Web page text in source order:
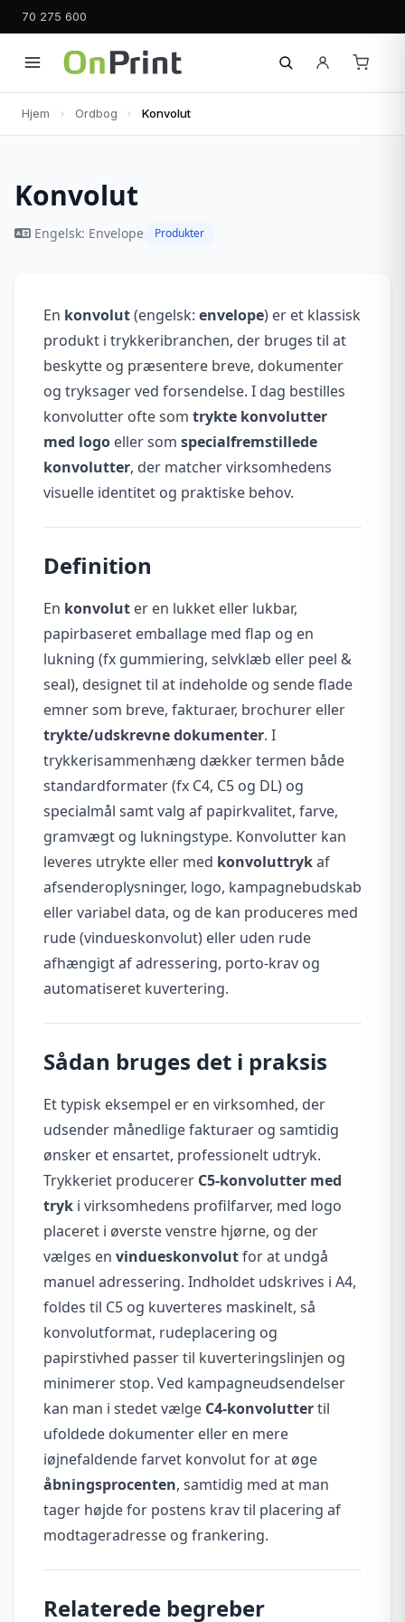
70 275 600
Hjem Ordbog Konvolut
Konvolut
Engelsk: Envelope Produkter
En konvolut(engelsk: envelope) er et klassisk
produkt i trykkeribranchen, der bruges til at
beskytte og præsentere breve, dokumenter
og tryksager ved forsendelse. I dag bestilles
konvolutter ofte som trykte konvolutter
med logo eller som specialfremstillede
konvolutter, der matcher virksomhedens
visuelle identitet og praktiske behov.
Definition
En konvolut er en lukket eller lukbar,
papirbaseret emballage med flap og en
lukning (fx gummiering, selvklæb eller peel &
seal), designet til at indeholde og sende flade
emner som breve, fakturaer, brochurer eller
trykte/udskrevne dokumenter. I
trykkerisammenhæng dækker termen både
standardformater (fx C4, C5 og DL) og
specialmål samt valg af papirkvalitet, farve,
gramvægt og lukningstype. Konvolutter kan
leveres utrykte eller med konvoluttrykaf
afsenderoplysninger, logo, kampagnebudskab
eller variabel data, og de kan produceres med
rude (vindueskonvolut) eller uden rude
afhængigt af adressering, porto-krav og
automatiseret kuvertering.
Sådan bruges det i praksis
Et typisk eksempel er en virksomhed, der
udsender månedlige fakturaer og samtidig
ønsker et ensartet, professionelt udtryk.
Trykkeriet producerer C5-konvolutter med
tryk i virksomhedens profilfarver, med logo
placeret i øverste venstre hjørne, og der
vælges en vindueskonvolutfor at undgå
manuel adressering. Indholdet udskrives i A4,
foldes til C5 og kuverteres maskinelt, så
konvolutformat, rudeplacering og
papirstivhed passer til kuverteringslinjen og
minimerer stop. Ved kampagneudsendelser
kan man i stedet vælge C4-konvoluttertil
ufoldede dokumenter eller en mere
iøjnefaldende farvet konvolut for at øge
åbningsprocenten, samtidig med at man
tager højde for postens krav til placering af
modtageradresse og frankering.
Relaterede begreber